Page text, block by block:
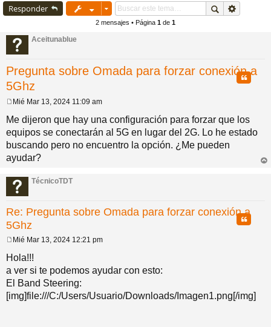
es
rá
pi
do
s
o
s
a
o
s
fic
se e
Responder
2 mensajes • Página 1 de 1
Aceitunablue
Pregunta sobre Omada para forzar conexión a
5Ghz
Citar
e
n
s
a
j
e
Mié Mar 13, 2024 11:09 am
Me dijeron que hay una configuración para forzar que los
equipos se conectarán al 5G en lugar del 2G. Lo he estado
buscando pero no encuentro la opción. ¿Me pueden
ayudar?
TécnicoTDT
Re: Pregunta sobre Omada para forzar conexión a
5Ghz
Citar
e
n
s
a
j
e
Mié Mar 13, 2024 12:21 pm
Hola!!!
a ver si te podemos ayudar con esto:
El Band Steering:
[img]file:///C:/Users/Usuario/Downloads/Imagen1.png[/img]